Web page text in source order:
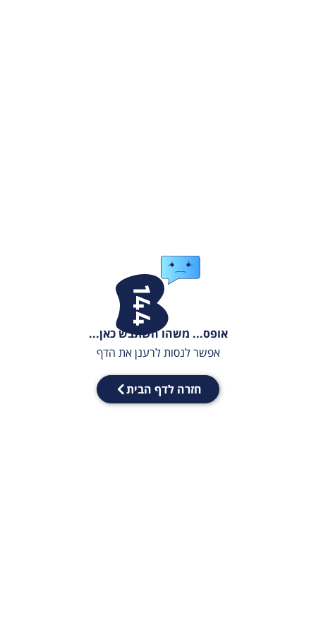
אופס... משהו השתבש כאן...
אפשר לנסות לרענן את הדף
חזרה לדף הבית